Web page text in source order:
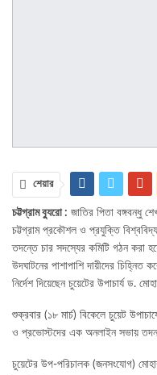
শেয়ার
চট্টগ্রাম ব্যুরো : জাতির পিতা বঙ্গবন্ধু
চট্টগ্রাম প্রকৌশল ও প্রযুক্তি
তদন্তে চার সদস্যের কমিটি গঠন করা
উদঘাটনের পাশাপাশি দায়ীদের চিহ্নিত
নির্দেশ দিয়েছেন চুয়েটের উপাচার্য ড.
শুক্রবার (১৮ মার্চ) বিকেলে চুয়েট
ও প্রভোস্টদের এক অনলাইন সভায়
চুয়েটের উপ-পরিচালক (জনসংযোগ)